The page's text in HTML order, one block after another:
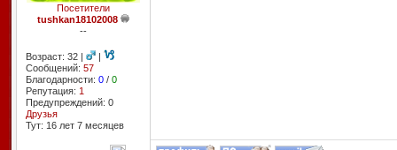
Посетители
tushkan18102008
--
Возраст: 32 |
|
Сообщений: 57
Благодарности: 0/ 0
Репутация: 1
Предупреждений: 0
Друзья
Тут: 16 лет 7 месяцев